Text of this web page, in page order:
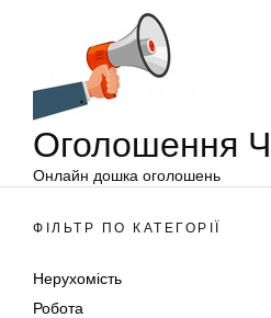
Оголошення
Онлайн дошка оголошень
ФІЛЬТР ПО КАТЕГОРІЇ
Нерухомість
Робота